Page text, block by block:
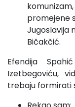
promejene
Jugoslavija
Bičakčić.
Efendija
Izetbegoviću,
trebaju formirati